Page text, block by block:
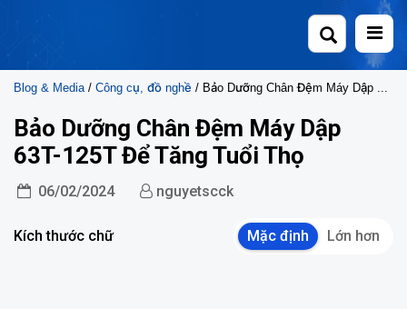
Blog & Media / Công cụ, đồ nghề / Bảo Dưỡng Chân Đệm Máy Dập 63T-125T Để Tăng Tuổi Thọ
Bảo Dưỡng Chân Đệm Máy Dập
63T-125T Để Tăng Tuổi Thọ
06/02/2024 nguyetscck
Kích thước chữ Mặc định Lớn hơn